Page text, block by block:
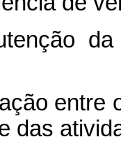
entre
das